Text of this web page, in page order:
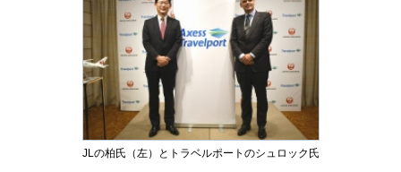
JLの柏氏（左）とトラベルポートのシュロック氏